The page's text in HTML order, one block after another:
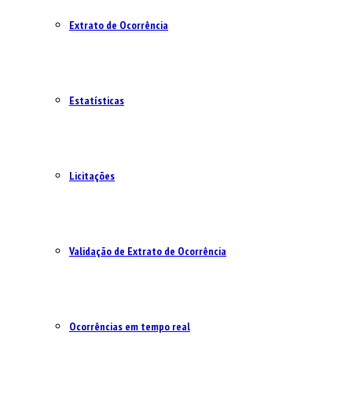
Extrato de Ocorrência
Estatísticas
Licitações
Validação de Extrato de Ocorrência
Ocorrências em tempo real